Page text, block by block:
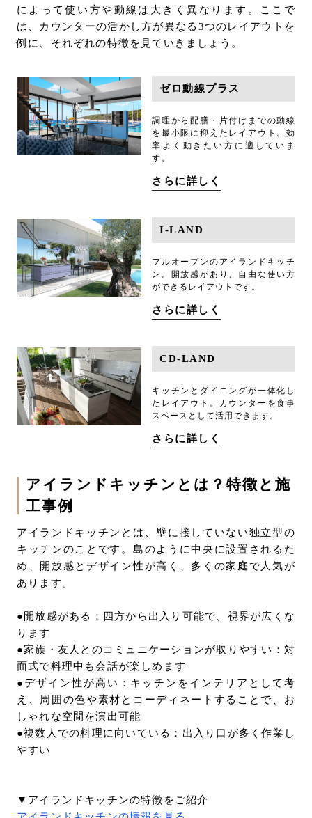
によって使い方や動線は大きく異なります。ここで
は、カウンターの活かし方が異なる3つのレイアウトを
例に、それぞれの特徴を見ていきましょう。
ゼロ動線プラス
調理から配膳・片付けまでの動線
を最小限に抑えたレイアウト。効
率よく動きたい方に適していま
す。
さらに詳しく
I-LAND
フルオープンのアイランドキッチ
ン。開放感があり、自由な使い方
ができるレイアウトです。
さらに詳しく
CD-LAND
キッチンとダイニングが一体化し
たレイアウト。カウンターを食事
スペースとして活用できます。
さらに詳しく
アイランドキッチンとは？特徴と施
工事例
アイランドキッチンとは、壁に接していない独立型の
キッチンのことです。島のように中央に設置されるた
め、開放感とデザイン性が高く、多くの家庭で人気が
あります。
●開放感がある：四方から出入り可能で、視界が広くな
ります
●家族・友人とのコミュニケーションが取りやすい：対
面式で料理中も会話が楽しめます
●デザイン性が高い：キッチンをインテリアとして考
え、周囲の色や素材とコーディネートすることで、お
しゃれな空間を演出可能
●複数人での料理に向いている：出入り口が多く作業し
やすい
▼アイランドキッチンの特徴をご紹介